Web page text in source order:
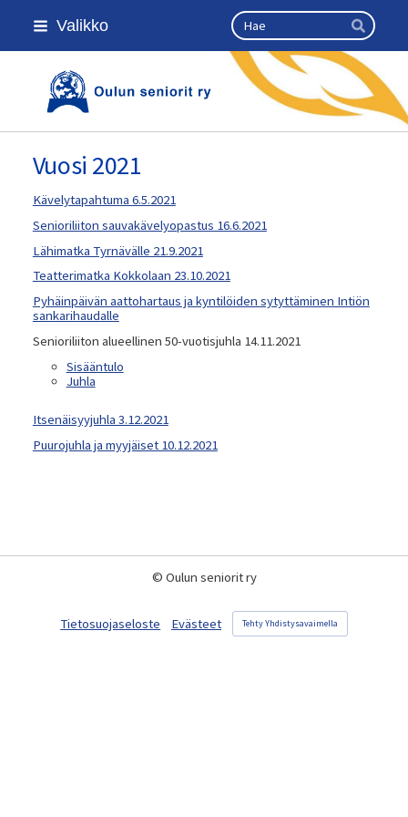
Siirry
sivun
Valikko Haku
Hae
Kansallinen senioriliitto
Vuosi 2021
Kävelytapahtuma 6.5.2021
Senioriliiton sauvakävelyopastus 16.6.2021
Lähimatka Tyrnävälle 21.9.2021
Teatterimatka Kokkolaan 23.10.2021
Pyhäinpäivän aattohartaus ja kyntilöiden sytyttäminen Intiön
sankarihaudalle
Senioriliiton alueellinen 50-vuotisjuhla 14.11.2021
Sisääntulo
Juhla
Itsenäisyyjuhla 3.12.2021
Puurojuhla ja myyjäiset 10.12.2021
© Oulun seniorit ry
Tietosuojaseloste Evästeet Tehty Yhdistysavaimella